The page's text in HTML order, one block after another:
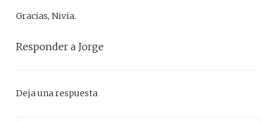
Gracias, Nivia.
Responder a Jorge
Deja una respuesta